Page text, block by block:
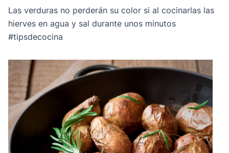
Las verduras no perderán su color si al cocinarlas las
hierves en agua y sal durante unos minutos
#tipsdecocina